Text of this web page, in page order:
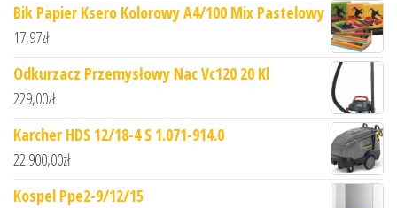
Bik Papier Ksero Kolorowy A4/100 Mix Pastelowy
17,97zł
Odkurzacz Przemysłowy Nac Vc120 20 Kl
229,00zł
Karcher HDS 12/18-4 S 1.071-914.0
22 900,00zł
Kospel Ppe2-9/12/15